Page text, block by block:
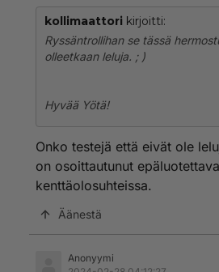
kollimaattori kirjoitti:
Ryssäntrollihan se tässä
olleetkaan leluja. ; )
Hyvää Yötä!
Onko testejä että eivät ole
on osoittautunut
kenttäolosuhteissa.
Äänestä
Anonyymi